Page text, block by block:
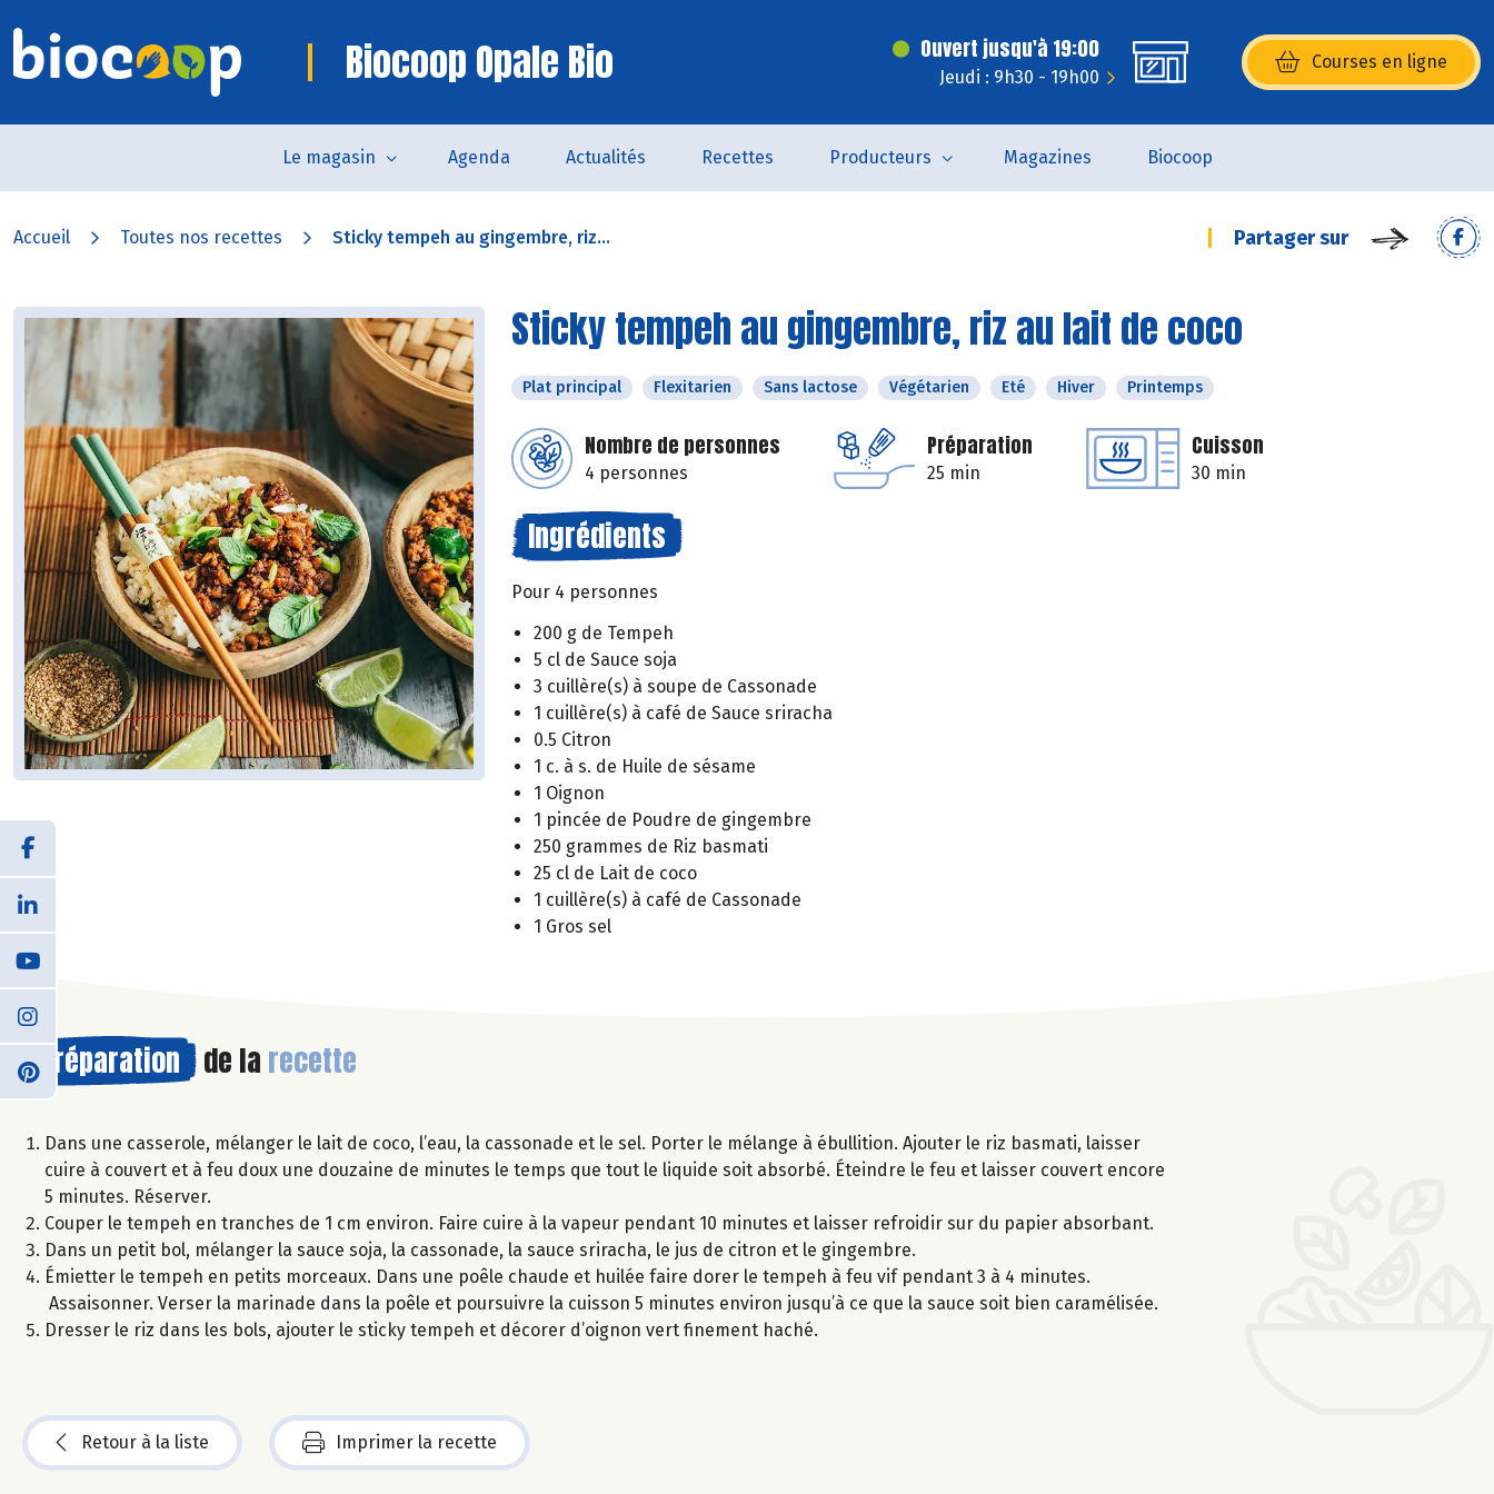
Biocoop Opale Bio Ouvert jusqu'à 19:00
Jeudi : 9h30 - 19h00
Courses en ligne
(s’ouvre dans une nouvelle
Le magasin Agenda Actualités Recettes Producteurs Magazines Biocoop
Accueil Toutes nos recettes Sticky tempeh au gingembre, riz... Partager sur
Sticky tempeh au gingembre, riz au lait de coco
Plat principal Flexitarien Sans lactose Végétarien Eté Hiver Printemps
Nombre de personnes
4 personnes
Préparation
25 min
Cuisson
30 min
Ingrédients
Pour 4 personnes
200 g de Tempeh
5 cl de Sauce soja
3 cuillère(s) à soupe de Cassonade
1 cuillère(s) à café de Sauce sriracha
0.5 Citron
1 c. à s. de Huile de sésame
1 Oignon
1 pincée de Poudre de gingembre
250 grammes de Riz basmati
25 cl de Lait de coco
1 cuillère(s) à café de Cassonade
1 Gros sel
Préparation de la recette
Dans une casserole, mélanger le lait de coco, l’eau, la cassonade et le sel. Porter le mélange à ébullition. Ajouter le riz basmati, laisser
cuire à couvert et à feu doux une douzaine de minutes le temps que tout le liquide soit absorbé. Éteindre le feu et laisser couvert encore
5 minutes. Réserver.
Couper le tempeh en tranches de 1 cm environ. Faire cuire à la vapeur pendant 10 minutes et laisser refroidir sur du papier absorbant.
Dans un petit bol, mélanger la sauce soja, la cassonade, la sauce sriracha, le jus de citron et le gingembre.
Émietter le tempeh en petits morceaux. Dans une poêle chaude et huilée faire dorer le tempeh à feu vif pendant 3 à 4 minutes.
Assaisonner. Verser la marinade dans la poêle et poursuivre la cuisson 5 minutes environ jusqu’à ce que la sauce soit bien caramélisée.
Dresser le riz dans les bols, ajouter le sticky tempeh et décorer d’oignon vert finement haché.
Retour à la liste Imprimer la recette